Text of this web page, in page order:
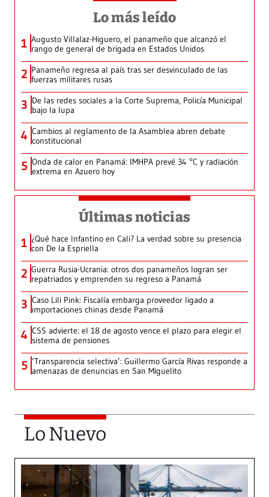
Lo más leído
1 Augusto Villalaz-Higuero, el panameño que alcanzó el
rango de general de brigada en Estados Unidos
2 Panameño regresa al país tras ser desvinculado de las
fuerzas militares rusas
3 De las redes sociales a la Corte Suprema, Policía Municipal
bajo la lupa
4 Cambios al reglamento de la Asamblea abren debate
constitucional
5 Onda de calor en Panamá: IMHPA prevé 34 °C y radiación
extrema en Azuero hoy
Últimas noticias
1 ¿Qué hace Infantino en Cali? La verdad sobre su presencia
con De la Espriella
2 Guerra Rusia-Ucrania: otros dos panameños logran ser
repatriados y emprenden su regreso a Panamá
3 Caso Lili Pink: Fiscalía embarga proveedor ligado a
importaciones chinas desde Panamá
4 CSS advierte: el 18 de agosto vence el plazo para elegir el
sistema de pensiones
5 ‘Transparencia selectiva’: Guillermo García Rivas responde a
amenazas de denuncias en San Miguelito
Lo Nuevo